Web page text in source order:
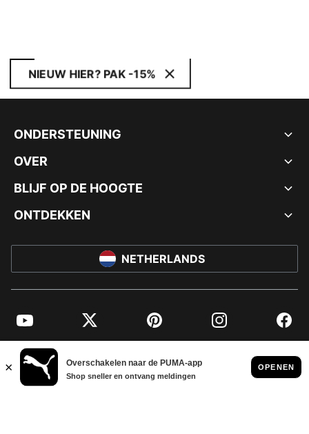
NIEUW HIER? PAK -15%
ONDERSTEUNING
OVER
BLIJF OP DE HOOGTE
ONTDEKKEN
NETHERLANDS
YouTube Twitter Pinterest Instagram
© PUMA EUROPE GMBH, 2026. ALLE RECHTEN VOORBEHOUDEN
BEDRIJFSGEGEVENS EN JURIDISCHE GEGEVENS